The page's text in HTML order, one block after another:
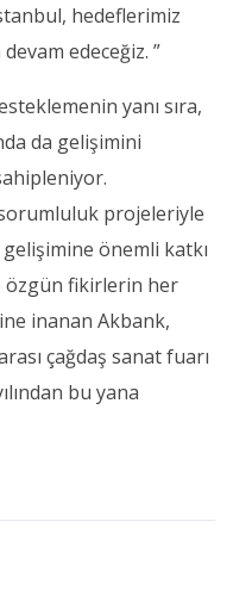
hedeflerimiz
edeceğiz. ”
yanı sıra,
da gelişimini
projeleriyle
önemli katkı
özgün fikirlerin her
inanan Akbank,
çağdaş sanat fuarı
bu yana